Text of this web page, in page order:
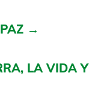
→
LA VIDA Y